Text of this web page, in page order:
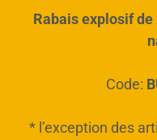
principal
Rabais explosif de
Code:
* l’exception des